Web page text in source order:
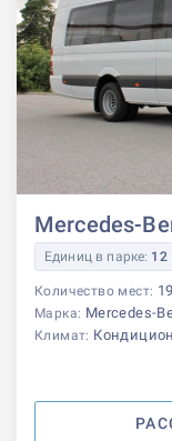
Mercedes-
Единиц в парке: 12
Количество мест: 19
Марка: Mercedes-
Климат: